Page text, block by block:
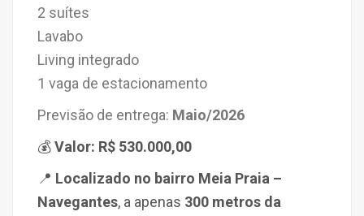
2 suítes
Lavabo
Living integrado
1 vaga de estacionamento
Previsão de entrega: Maio/2026
💰Valor: R$ 530.000,00
📍 Localizado no bairro Meia Praia –
Navegantes, a apenas 300 metros da